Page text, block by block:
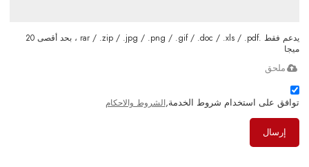
يدعم فقط .rar / .zip / .jpg / .png / .gif / .doc / .xls / .pdf ، بحد أقصى 20
ميجا
ملحق
توافق على استخدام شروط الخدمة,الشروط والاحكام
إرسال